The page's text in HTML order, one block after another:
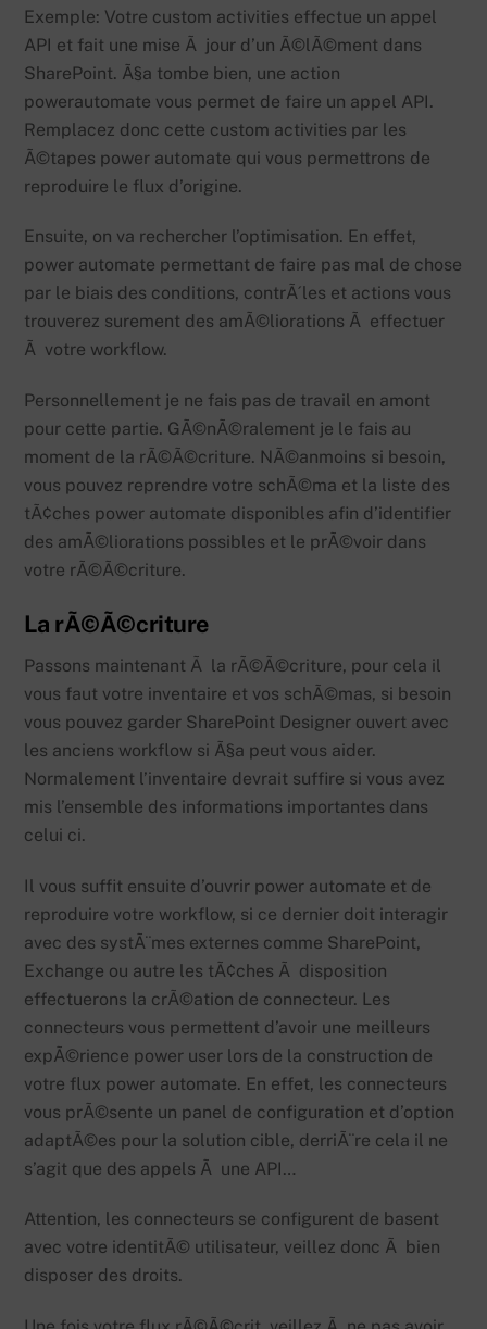
Exemple: Votre custom activities effectue un appel
API et fait une mise Ã jour d’un Ã©lÃ©ment dans
SharePoint. Ã§a tombe bien, une action
powerautomate vous permet de faire un appel API.
Remplacez donc cette custom activities par les
Ã©tapes power automate qui vous permettrons de
reproduire le flux d’origine.
Ensuite, on va rechercher l’optimisation. En effet,
power automate permettant de faire pas mal de chose
par le biais des conditions, contrÃ´les et actions vous
trouverez surement des amÃ©liorations Ã effectuer
Ã votre workflow.
Personnellement je ne fais pas de travail en amont
pour cette partie. GÃ©nÃ©ralement je le fais au
moment de la rÃ©Ã©criture. NÃ©anmoins si besoin,
vous pouvez reprendre votre schÃ©ma et la liste des
tÃ¢ches power automate disponibles afin d’identifier
des amÃ©liorations possibles et le prÃ©voir dans
votre rÃ©Ã©criture.
La rÃ©Ã©criture
Passons maintenant Ã la rÃ©Ã©criture, pour cela il
vous faut votre inventaire et vos schÃ©mas, si besoin
vous pouvez garder SharePoint Designer ouvert avec
les anciens workflow si Ã§a peut vous aider.
Normalement l’inventaire devrait suffire si vous avez
mis l’ensemble des informations importantes dans
celui ci.
Il vous suffit ensuite d’ouvrir power automate et de
reproduire votre workflow, si ce dernier doit interagir
avec des systÃ¨mes externes comme SharePoint,
Exchange ou autre les tÃ¢ches Ã disposition
effectuerons la crÃ©ation de connecteur. Les
connecteurs vous permettent d’avoir une meilleurs
expÃ©rience power user lors de la construction de
votre flux power automate. En effet, les connecteurs
vous prÃ©sente un panel de configuration et d’option
adaptÃ©es pour la solution cible, derriÃ¨re cela il ne
s’agit que des appels Ã une API…
Attention, les connecteurs se configurent de basent
avec votre identitÃ© utilisateur, veillez donc Ã bien
disposer des droits.